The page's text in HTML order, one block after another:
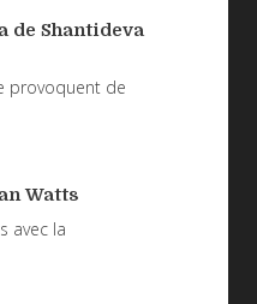
de Shantideva
provoquent de
Watts
avec la